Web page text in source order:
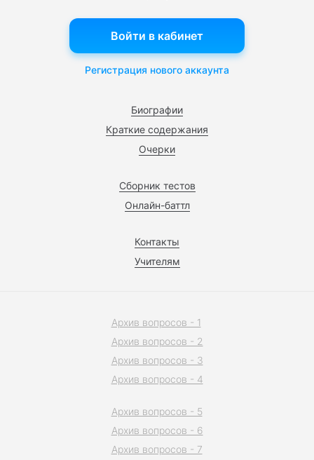
Биографии
Краткие содержания
Очерки
Сборник тестов
Онлайн-баттл
Контакты
Учителям
Войти в кабинет
Регистрация нового аккаунта
Архив вопросов - 1
Архив вопросов - 2
Архив вопросов - 3
Архив вопросов - 4
Архив вопросов - 5
Архив вопросов - 6
Архив вопросов - 7